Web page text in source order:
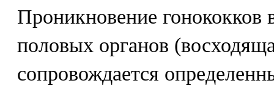
Проникновение гонококков
половых органов
сопровождается